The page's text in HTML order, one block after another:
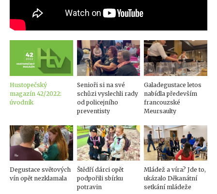
Hustopečský
magazín 42/2022:
úvodník
Senioři si na své
schůzi vyslechli rady
od policejního
preventisty
Galadegustace letos
nabídla především
francouzské
Meursaulty
Degustace světových
vín opět nezklamala
Štědří dárci opět
podpořili sbírku
potravin
Mládež a víra? Jde to,
ukázalo Děkanátní
setkání mládeže